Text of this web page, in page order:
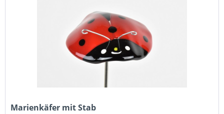
Marienkäfer mit Stab